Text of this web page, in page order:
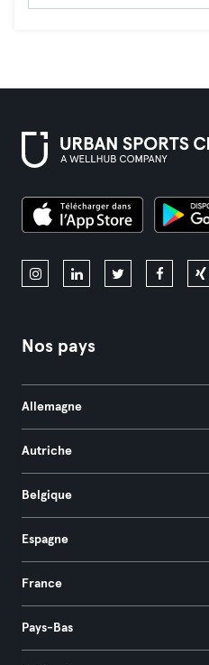
Nos pays
Allemagne
Autriche
Belgique
Espagne
France
Pays-Bas